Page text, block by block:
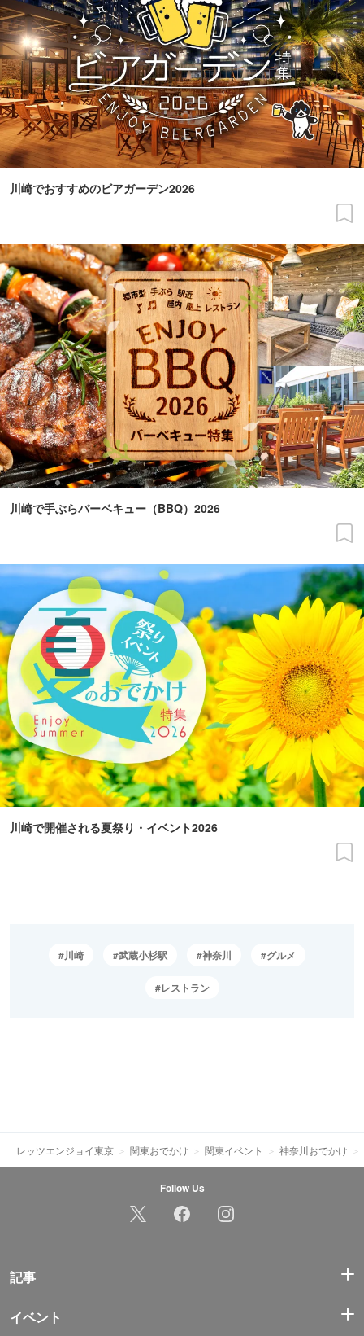
川崎でおすすめのビアガーデン2026
川崎で手ぶらバーベキュー（BBQ）2026
川崎で開催される夏祭り・イベント2026
川崎 武蔵小杉駅 神奈川 グルメ
レストラン
レッツエンジョイ東京 関東おでかけ 関東イベント 神奈川おでかけ
Follow Us
記事
イベント